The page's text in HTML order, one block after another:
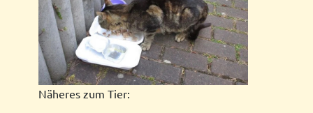
Näheres zum Tier: